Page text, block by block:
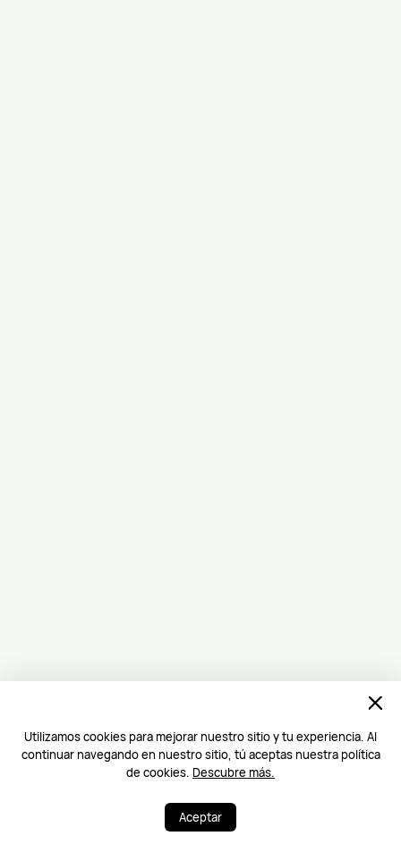
Utilizamos cookies para mejorar nuestro sitio y tu experiencia. Al
continuar navegando en nuestro sitio, tú aceptas nuestra política
de cookies. Descubre más.
Aceptar